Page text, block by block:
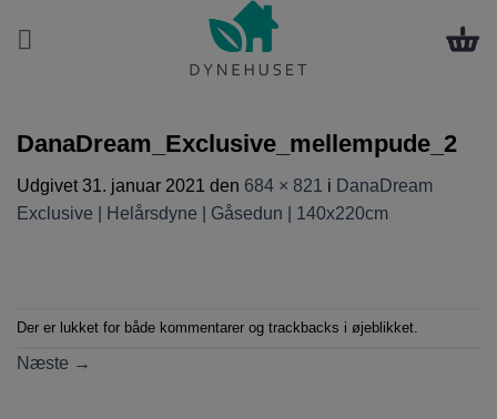
DanaDream_Exclusive_mellempude_2
Udgivet31. januar 2021 den 684 × 821 i DanaDream
Exclusive | Helårsdyne | Gåsedun | 140x220cm
Der er lukket for både kommentarer og trackbacks i øjeblikket.
Næste →